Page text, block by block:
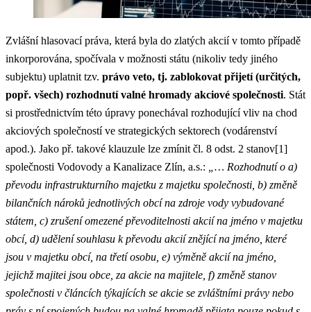
Zvlášní hlasovací práva, která byla do zlatých akcií v tomto případě
inkorporována, spočívala v možnosti státu (nikoliv tedy jiného
subjektu) uplatnit tzv. právo veto, tj. zablokovat přijetí (určitých,
popř. všech) rozhodnutí valné hromady akciové společnosti. Stát
si prostřednictvím této úpravy ponechával rozhodující vliv na chod
akciových společností ve strategických sektorech (vodárenství
apod.). Jako př. takové klauzule lze zmínit čl. 8 odst. 2 stanov[1]
společnosti Vodovody a Kanalizace Zlín, a.s.:
„… Rozhodnutí o a)
převodu infrastrukturního majetku z majetku společnosti, b) změně
bilančních nároků jednotlivých obcí na zdroje vody vybudované
státem, c) zrušení omezené převoditelnosti akcií na jméno v majetku
obcí, d) udělení souhlasu k převodu akcií znějící na jméno, které
jsou v majetku obcí, na třetí osobu, e) výměně akcií na jméno,
jejichž majitei jsou obce, za akcie na majitele, f) změně stanov
společnosti v článcích týkajících se akcie se zvláštními právy nebo